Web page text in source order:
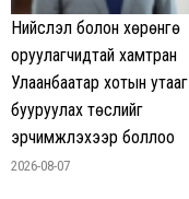
Нийслэл болон хөрөнгө
оруулагчидтай хамтран
Улаанбаатар хотын утааг
бууруулах төслийг
эрчимжүүлэхээр боллоо
2026-08-07